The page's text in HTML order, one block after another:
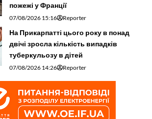
пожежі у Франції
07/08/2026 15:16 Reporter
На Прикарпатті цього року в понад
двічі зросла кількість випадків
туберкульозу в дітей
07/08/2026 14:26 Reporter